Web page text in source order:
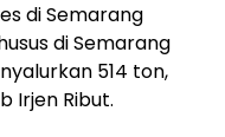
di Semarang
di Semarang
514 ton,
Irjen Ribut.